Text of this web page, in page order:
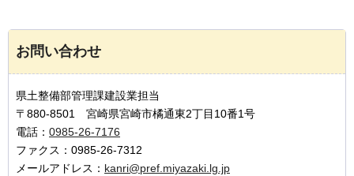
お問い合わせ
県土整備部管理課建設業担当
〒880-8501 宮崎県宮崎市橘通東2丁目10番1号
電話： 0985-26-7176
ファクス：0985-26-7312
メールアドレス： kanri@pref.miyazaki.lg.jp